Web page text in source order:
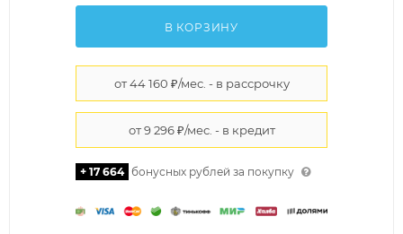
В КОРЗИНУ
+ 17 664 бонусных рублей за покупку